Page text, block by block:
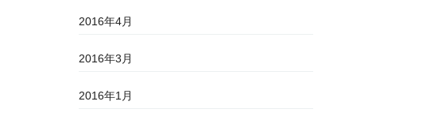
2016年4月
2016年3月
2016年1月